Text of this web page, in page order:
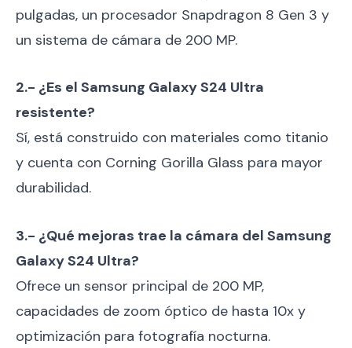
pulgadas, un procesador Snapdragon 8 Gen 3 y
un sistema de cámara de 200 MP.
2.- ¿Es el Samsung Galaxy S24 Ultra
resistente?
Sí, está construido con materiales como titanio
y cuenta con Corning Gorilla Glass para mayor
durabilidad.
3.- ¿Qué mejoras trae la cámara del Samsung
Galaxy S24 Ultra?
Ofrece un sensor principal de 200 MP,
capacidades de zoom óptico de hasta 10x y
optimización para fotografía nocturna.